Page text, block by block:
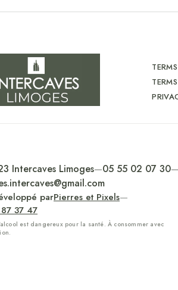
Intercaves Limoges—05 55 02 07 30—
parPierres et Pixels—
37 47
est dangereux pour la santé. À consommer avec